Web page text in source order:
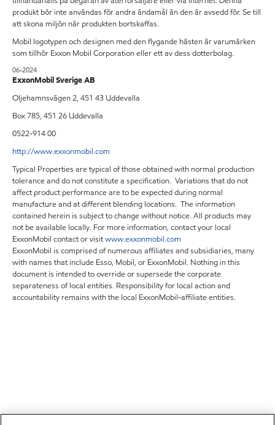
produkt bör inte användas för andra ändamål än den är avsedd för. Se till
att skona miljön när produkten bortskaffas.
Mobil logotypen och designen med den flygande hästen är varumärken
som tillhör Exxon Mobil Corporation eller ett av dess dotterbolag.
06-2024
ExxonMobil Sverige AB
Oljehamnsvägen 2, 451 43 Uddevalla
Box 785, 451 26 Uddevalla
0522-914 00
http://www.exxonmobil.com
Typical Properties are typical of those obtained with normal production
tolerance and do not constitute a specification. Variations that do not
affect product performance are to be expected during normal
manufacture and at different blending locations. The information
contained herein is subject to change without notice. All products may
not be available locally. For more information, contact your local
ExxonMobil contact or visitwww.exxonmobil.com
ExxonMobil is comprised of numerous affiliates and subsidiaries, many
with names that include Esso, Mobil, or ExxonMobil. Nothing in this
document is intended to override or supersede the corporate
separateness of local entities. Responsibility for local action and
accountability remains with the local ExxonMobil-affiliate entities.